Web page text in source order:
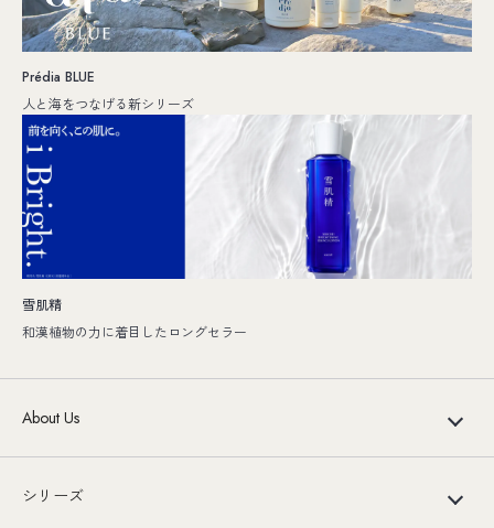
Prédia BLUE
人と海をつなげる新シリーズ
雪肌精
和漢植物の力に着目したロングセラー
About Us
シリーズ